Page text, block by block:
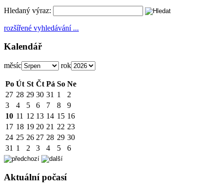
Hledaný výraz:
rozšířené vyhledávání ...
Kalendář
měsíc rok
Po Út St Čt Pá So Ne
27 28 29 30 31 1
2
3
4 5 6 7 8
9
10 11 12 13 14 15 16
17 18 19 20 21 22 23
24 25 26 27 28 29 30
31 1 2 3 4 5 6
Aktuální počasí